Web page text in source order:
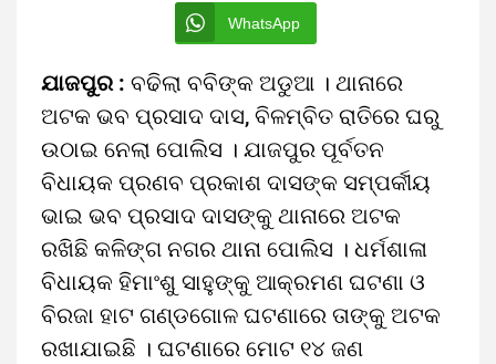
WhatsApp
ଯାଜପୁର : ବଢିଲା ବବିଙ୍କ ଅଡୁଆ । ଥାନାରେ
ଅଟକ ଭବ ପ୍ରସାଦ ଦାସ, ବିଳମ୍ବିତ ରାତିରେ ଘରୁ
ଉଠାଇ ନେଲା ପୋଲିସ । ଯାଜପୁର ପୂର୍ବତନ
ବିଧାୟକ ପ୍ରଣବ ପ୍ରକାଶ ଦାସଙ୍କ ସମ୍ପର୍କୀୟ
ଭାଇ ଭବ ପ୍ରସାଦ ଦାସଙ୍କୁ ଥାନାରେ ଅଟକ
ରଖିଛି କଳିଙ୍ଗ ନଗର ଥାନା ପୋଲିସ । ଧର୍ମଶାଳା
ବିଧାୟକ ହିମାଂଶୁ ସାହୁଙ୍କୁ ଆକ୍ରମଣ ଘଟଣା ଓ
ବିରଜା ହାଟ ଗଣ୍ଡଗୋଳ ଘଟଣାରେ ତାଙ୍କୁ ଅଟକ
ରଖାଯାଇଛି । ଘଟଣାରେ ମୋଟ ୧୪ ଜଣ